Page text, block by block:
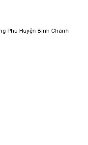
Phú Huyện Bình Chánh